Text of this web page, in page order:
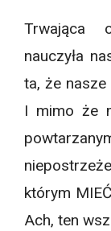
Trwająca
nauczyła
ta, że nasze
I mimo że
którym
Ach, ten